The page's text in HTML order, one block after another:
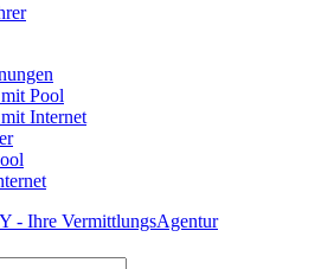
Pool
Internet
- Ihre VermittlungsAgentur